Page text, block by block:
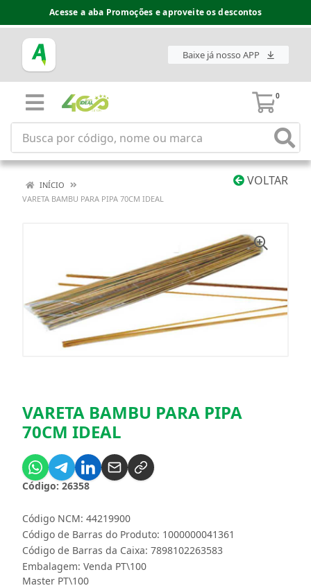
Acesse a aba Promoções e aproveite os descontos
Baixe já nosso APP
0
VOLTAR
INÍCIO
VARETA BAMBU PARA PIPA 70CM IDEAL
VARETA BAMBU PARA PIPA
70CM IDEAL
Código: 26358
Código NCM: 44219900
Código de Barras do Produto: 1000000041361
Código de Barras da Caixa: 7898102263583
Embalagem: Venda PT\100
Master PT\100